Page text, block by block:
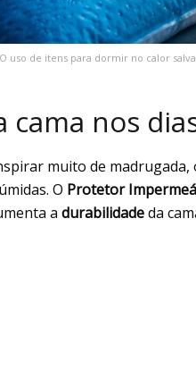
O uso de itens para dormir no calor
cama nos
muito de madrugada,
O Protetor
a durabilidadeda